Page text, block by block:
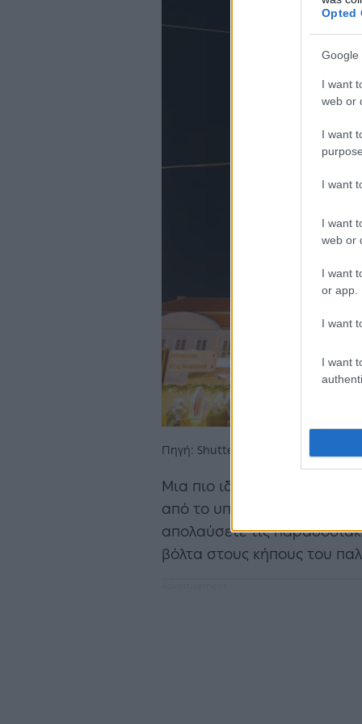
Opted
Google
I want
web or
I want
I want
I want
web or
I want
or app.
I want
I want
Πηγή: Shutterstock
Μια πιο ιδιαίτερη και
από το υπέροχο μπαρόκ
απολαύσετε τις
βόλτα στους κήπους του